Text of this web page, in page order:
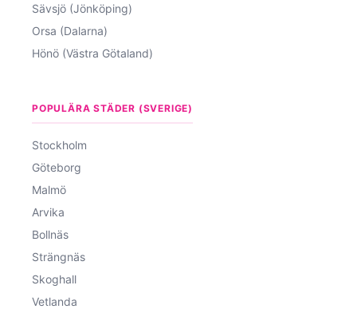
Sävsjö (Jönköping)
Orsa (Dalarna)
Hönö (Västra Götaland)
POPULÄRA STÄDER (SVERIGE)
Stockholm
Göteborg
Malmö
Arvika
Bollnäs
Strängnäs
Skoghall
Vetlanda